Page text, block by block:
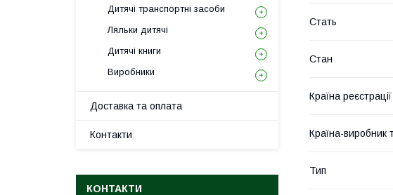
Стать
Стан
Країна
Країна-виробник
Тип
Дитячі транспортні засоби
Ляльки дитячі
Дитячі книги
Виробники
Доставка та оплата
Контакти
КОНТАКТИ